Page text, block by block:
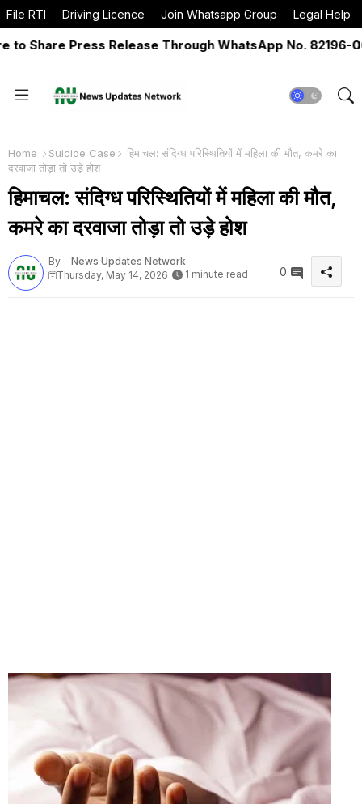
File RTI Driving Licence Join Whatsapp Group Legal Help
Press Release Through WhatsApp No. 82196-
Home Suicide Case
हिमाचल: संदिग्ध परिस्थितियों में महिला की मौत, कमरे का
दरवाजा तोड़ा तो उड़े होश
हिमाचल: संदिग्ध परिस्थितियों में महिला की मौत,
कमरे का दरवाजा तोड़ा तो उड़े होश
By - News Updates Network
Thursday, May 14, 2026
1 minute read 0